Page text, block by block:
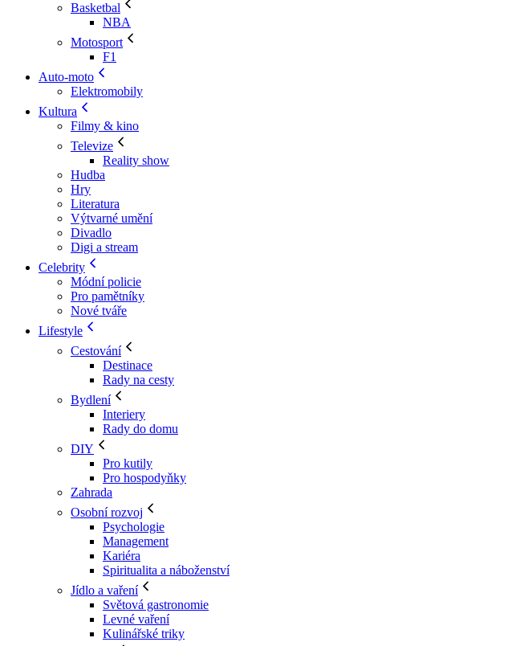
Basketbal
NBA
Motosport
F1
Auto-moto
Elektromobily
Kultura
Filmy & kino
Televize
Reality show
Hudba
Hry
Literatura
Výtvarné umění
Divadlo
Digi a stream
Celebrity
Módní policie
Pro pamětníky
Nové tváře
Lifestyle
Cestování
Destinace
Rady na cesty
Bydlení
Interiery
Rady do domu
DIY
Pro kutily
Pro hospodyňky
Zahrada
Osobní rozvoj
Psychologie
Management
Kariéra
Spiritualita a náboženství
Jídlo a vaření
Světová gastronomie
Levné vaření
Kulinářské triky